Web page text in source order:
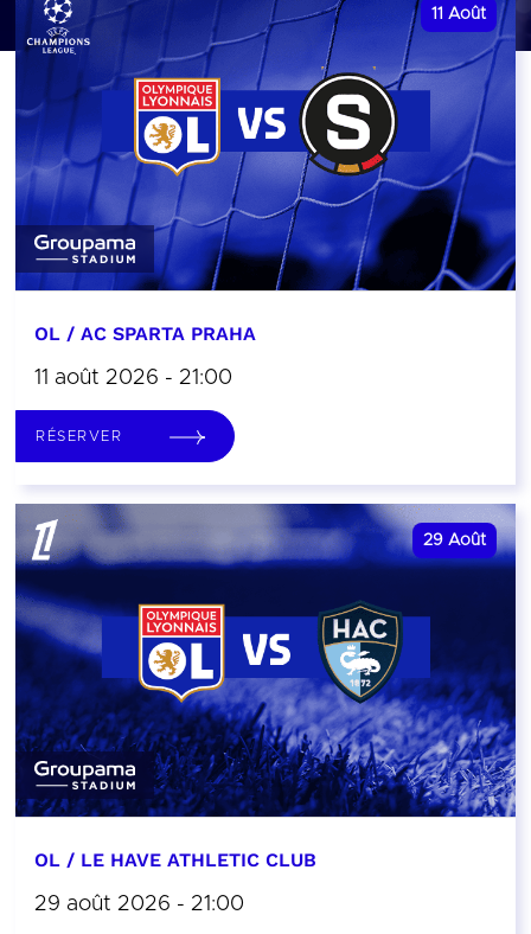
11 Août
OL / AC SPARTA PRAHA
11 août 2026 - 21:00
RÉSERVER
29 Août
OL / LE HAVE ATHLETIC CLUB
29 août 2026 - 21:00